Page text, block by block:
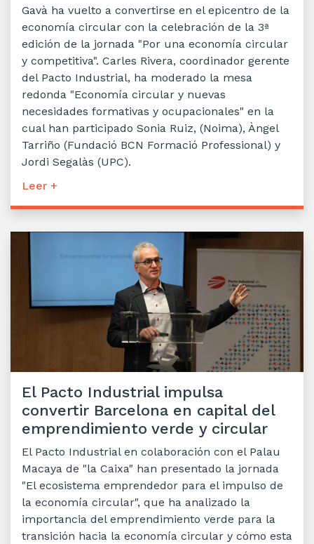
Gavà ha vuelto a convertirse en el epicentro de la
economía circular con la celebración de la 3ª
edición de la jornada "Por una economía circular
y competitiva". Carles Rivera, coordinador gerente
del Pacto Industrial, ha moderado la mesa
redonda "Economía circular y nuevas
necesidades formativas y ocupacionales" en la
cual han participado Sonia Ruiz, (Noima), Àngel
Tarriño (Fundació BCN Formació Professional) y
Jordi Segalàs (UPC).
Leer +
El Pacto Industrial impulsa
convertir Barcelona en capital del
emprendimiento verde y circular
El Pacto Industrial en colaboración con el Palau
Macaya de "la Caixa" han presentado la jornada
"El ecosistema emprendedor para el impulso de
la economía circular", que ha analizado la
importancia del emprendimiento verde para la
transición hacia la economía circular y cómo esta